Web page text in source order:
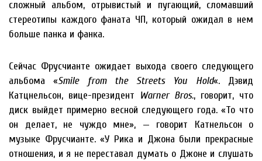
сложный альбом, отрывистый и пугающий, сломавший
стереотипы каждого фаната ЧП, который ожидал в нем
больше панка и фанка.
Сейчас Фрусчианте ожидает выхода своего следующего
альбома «Smile from the Streets You Hold«. Дэвид
Катцнельсон, вице-президент Warner Bros., говорит, что
диск выйдет примерно весной следующего года. «То что
он делает, не чуждо мне», — говорит Катнельсон о
музыке Фрусчианте. «У Рика и Джона были прекрасные
отношения, и я не переставал думать о Джоне и слушать